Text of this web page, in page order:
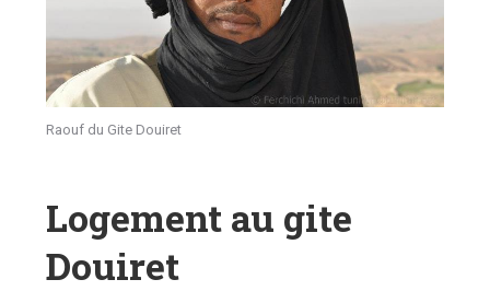
Raouf du Gite Douiret
Logement au gite
Douiret